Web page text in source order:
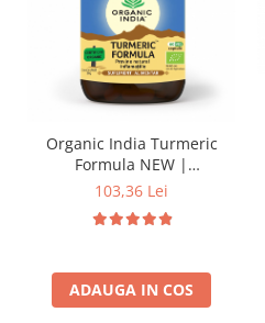
Organic India Turmeric
Formula NEW |
Antiinflamator Natural
103,36 Lei
ADAUGA IN COS